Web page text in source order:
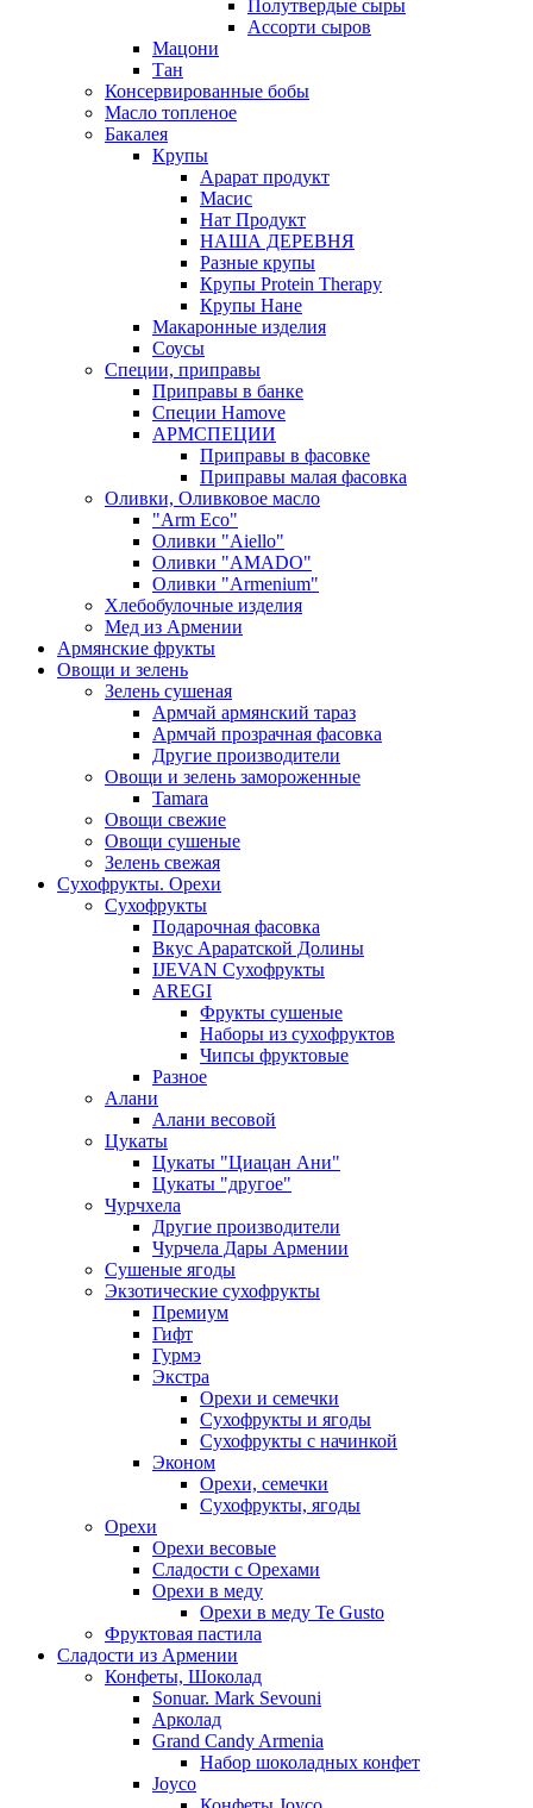
Полутвердые сыры
Ассорти сыров
Мацони
Тан
Консервированные бобы
Масло топленое
Бакалея
Крупы
Арарат продукт
Масис
Нат Продукт
НАША ДЕРЕВНЯ
Разные крупы
Крупы Protein Therapy
Крупы Нане
Макаронные изделия
Соусы
Специи, приправы
Приправы в банке
Специи Hamove
АРМСПЕЦИИ
Приправы в фасовке
Приправы малая фасовка
Оливки, Оливковое масло
"Arm Eco"
Оливки "Aiello"
Оливки "AMADO"
Оливки "Armenium"
Хлебобулочные изделия
Мед из Армении
Армянские фрукты
Овощи и зелень
Зелень сушеная
Армчай армянский тараз
Армчай прозрачная фасовка
Другие производители
Овощи и зелень замороженные
Tamara
Овощи свежие
Овощи сушеные
Зелень свежая
Сухофрукты. Орехи
Сухофрукты
Подарочная фасовка
Вкус Араратской Долины
IJEVAN Сухофрукты
AREGI
Фрукты сушеные
Наборы из сухофруктов
Чипсы фруктовые
Разное
Алани
Алани весовой
Цукаты
Цукаты "Циацан Ани"
Цукаты "другое"
Чурчхела
Другие производители
Чурчела Дары Армении
Сушеные ягоды
Экзотические сухофрукты
Премиум
Гифт
Гурмэ
Экстра
Орехи и семечки
Сухофрукты и ягоды
Сухофрукты с начинкой
Эконом
Орехи, семечки
Сухофрукты, ягоды
Орехи
Орехи весовые
Сладости с Орехами
Орехи в меду
Орехи в меду Te Gusto
Фруктовая пастила
Сладости из Армении
Конфеты, Шоколад
Sonuar. Mark Sevouni
Арколад
Grand Candy Armenia
Набор шоколадных конфет
Joyco